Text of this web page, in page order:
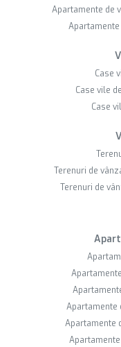
Apartamente de
Case
Case vile
Case
Terenuri de
Terenuri de
Apartamente
Apartamente